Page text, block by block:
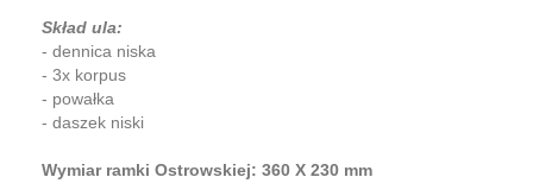
Skład ula:
- dennica niska
- 3x korpus
- powałka
- daszek niski
Wymiar ramki Ostrowskiej: 360 X 230 mm